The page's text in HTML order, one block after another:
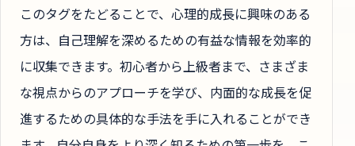
このタグをたどることで、心理的成長に興味のある
方は、自己理解を深めるための有益な情報を効率的
に収集できます。初心者から上級者まで、さまざま
な視点からのアプローチを学び、内面的な成長を促
進するための具体的な手法を手に入れることができ